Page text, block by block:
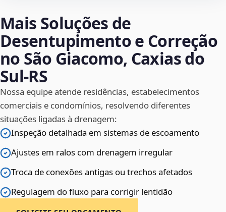
Mais Soluções de
Desentupimento e Correção
no São Giacomo, Caxias do
Sul‑RS
Nossa equipe atende residências, estabelecimentos
comerciais e condomínios, resolvendo diferentes
situações ligadas à drenagem:
Inspeção detalhada em sistemas de escoamento
Ajustes em ralos com drenagem irregular
Troca de conexões antigas ou trechos afetados
Regulagem do fluxo para corrigir lentidão